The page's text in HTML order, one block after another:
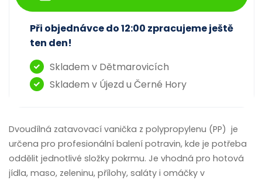
Při objednávce do 12:00 zpracujeme ještě
ten den!
Skladem v Dětmarovicích
Skladem v Újezd u Černé Hory
Dvoudílná zatavovací vanička z polypropylenu (PP) je
určena pro profesionální balení potravin, kde je potřeba
oddělit jednotlivé složky pokrmu. Je vhodná pro hotová
jídla, maso, zeleninu, přílohy, saláty i omáčky v